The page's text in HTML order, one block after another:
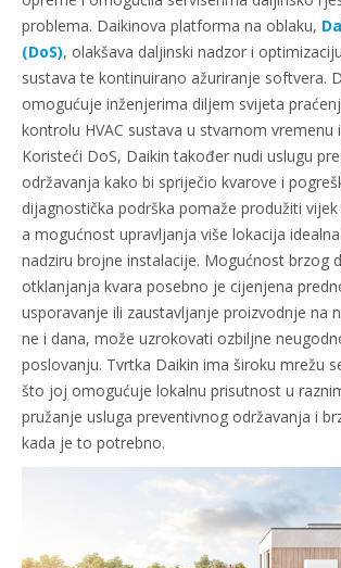
problema. Daikinova platforma na oblaku,
(DoS), olakšava daljinski nadzor i
sustava te kontinuirano ažuriranje softvera.
omogućuje inženjerima diljem svijeta
kontrolu HVAC sustava u stvarnom vremenu
Koristeći DoS, Daikin također nudi uslugu
održavanja kako bi spriječio kvarove i
dijagnostička podrška pomaže produžiti
a mogućnost upravljanja više lokacija
nadziru brojne instalacije. Mogućnost brzog
otklanjanja kvara posebno je cijenjena
usporavanje ili zaustavljanje proizvodnje na
ne i dana, može uzrokovati ozbiljne
poslovanju. Tvrtka Daikin ima široku mrežu
što joj omogućuje lokalnu prisutnost u
pružanje usluga preventivnog održavanja i
kada je to potrebno.